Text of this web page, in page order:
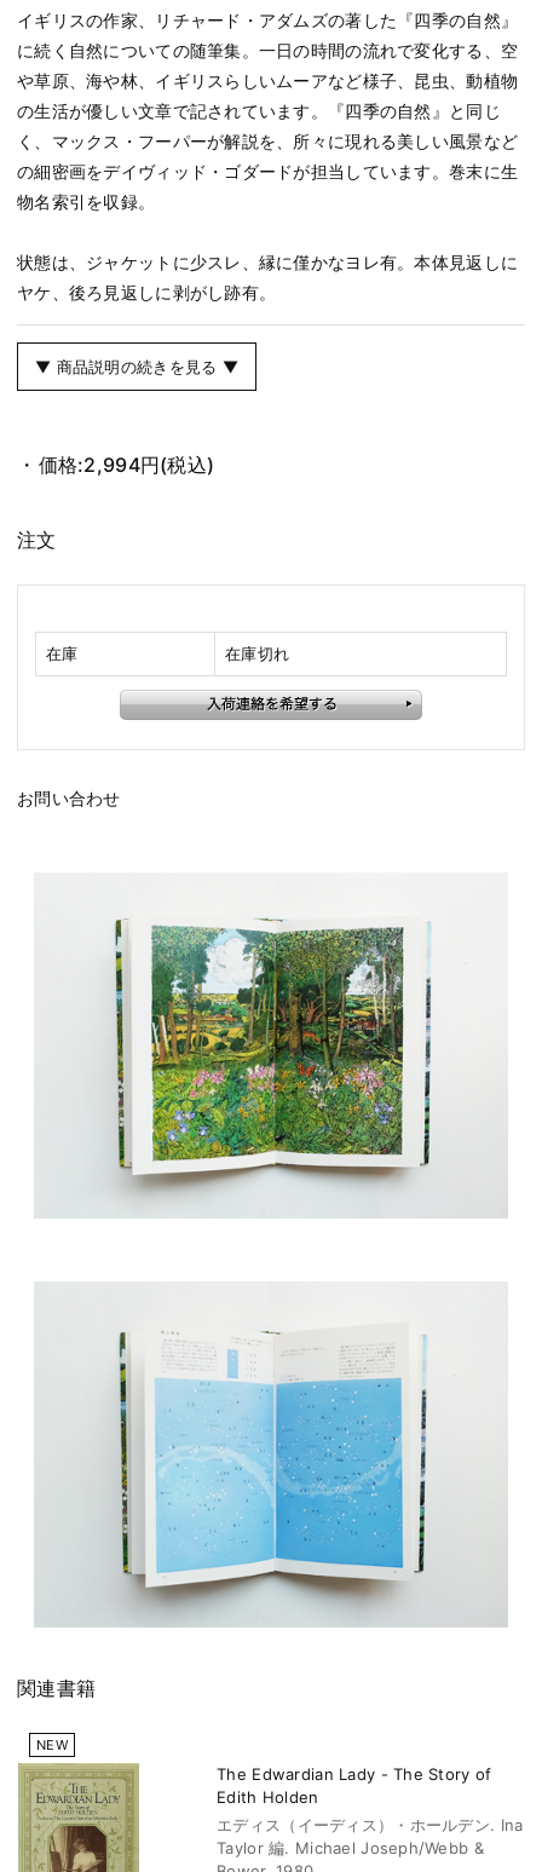
イギリスの作家、リチャード・アダムズの著した『四季の自然』
に続く自然についての随筆集。一日の時間の流れで変化する、空
や草原、海や林、イギリスらしいムーアなど様子、昆虫、動植物
の生活が優しい文章で記されています。『四季の自然』と同じ
く、マックス・フーパーが解説を、所々に現れる美しい風景など
の細密画をデイヴィッド・ゴダードが担当しています。巻末に生
物名索引を収録。
状態は、ジャケットに少スレ、縁に僅かなヨレ有。本体見返しに
ヤケ、後ろ見返しに剥がし跡有。
▼ 商品説明の続きを見る ▼
価格:2,994円(税込)
注文
在庫 在庫切れ
お問い合わせ
関連書籍
NEW
The Edwardian Lady - The Story of
Edith Holden
エディス（イーディス）・ホールデン. Ina
Taylor 編. Michael Joseph/Webb &